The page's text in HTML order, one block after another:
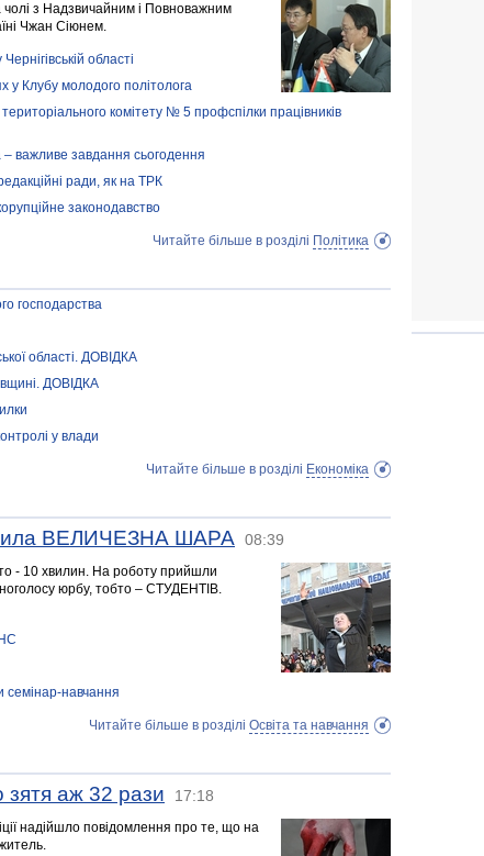
чолі з Надзвичайним і Повноважним
Чжан Сіюнем.
області
у Клубу молодого політолога
комітету № 5 профспілки працівників
важливе завдання сьогодення
ради, як на ТРК
законодавство
Читайте більше в розділі Політика
господарства
області. ДОВІДКА
ДОВІДКА
у влади
Читайте більше в розділі Економіка
ВЕЛИЧЕЗНА ШАРА 08:39
- 10 хвилин. На роботу прийшли
юрбу, тобто – СТУДЕНТІВ.
навчання
Читайте більше в розділі Освіта та навчання
аж 32 рази 17:18
надійшло повідомлення про те, що на